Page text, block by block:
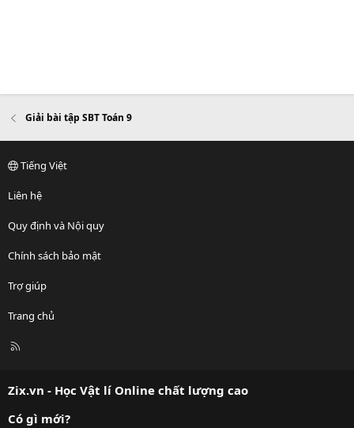
Giải bài tập SBT Toán 9
Tiếng Việt
Liên hệ
Quy định và Nội quy
Chính sách bảo mật
Trợ giúp
Trang chủ
R
Zix.vn - Học Vật lí Online chất lượng cao
Có gì mới?